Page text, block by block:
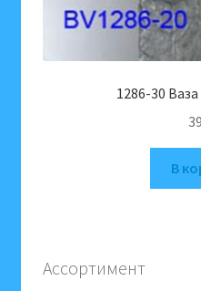
1286-30
В
Ассортимент